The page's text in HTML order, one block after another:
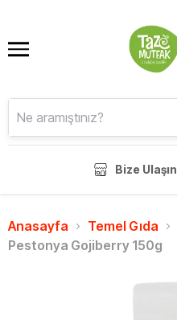
Bize Ulaşın
Anasayfa Temel Gıda
Pestonya Gojiberry 150g